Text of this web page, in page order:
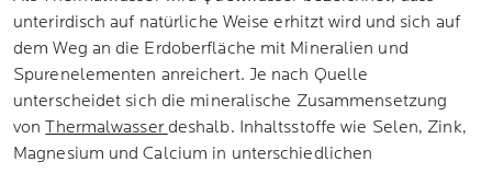
unterirdisch auf natürliche Weise erhitzt wird und sich auf
dem Weg an die Erdoberfläche mit Mineralien und
Spurenelementen anreichert. Je nach Quelle
unterscheidet sich die mineralische Zusammensetzung
vonThermalwasserdeshalb. Inhaltsstoffe wie Selen, Zink,
Magnesium und Calcium in unterschiedlichen